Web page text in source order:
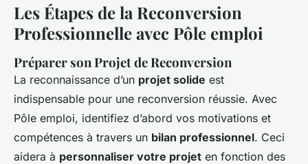
Les Étapes de la Reconversion
Professionnelle avec Pôle emploi
Préparer son Projet de Reconversion
La reconnaissance d’un projet solide est
indispensable pour une reconversion réussie. Avec
Pôle emploi, identifiez d’abord vos motivations et
compétences à travers un bilan professionnel. Ceci
aidera à personnaliser votre projet en fonction des